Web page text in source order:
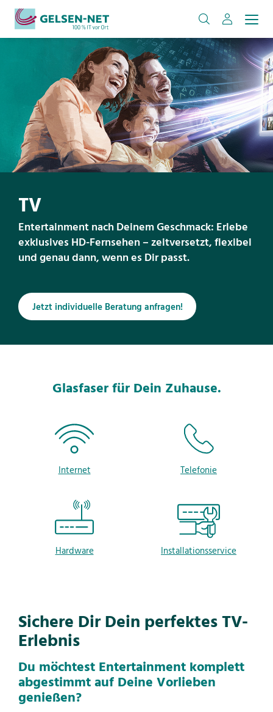
TV
Entertainment nach Deinem Geschmack: Erlebe
exklusives HD-Fernsehen – zeitversetzt, flexibel
und genau dann, wenn es Dir passt.
Jetzt individuelle Beratung anfragen!
Glasfaser für Dein Zuhause.
Internet Telefonie
Hardware Installationsservice
Sichere Dir Dein perfektes TV-
Erlebnis
Du möchtest Entertainment komplett
abgestimmt auf Deine Vorlieben
genießen?